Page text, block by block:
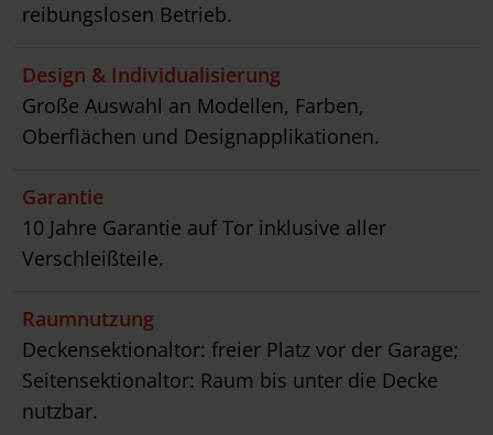
reibungslosen Betrieb.
Design & Individualisierung
Große Auswahl an Modellen, Farben,
Oberflächen und Designapplikationen.
Garantie
10 Jahre Garantie auf Tor inklusive aller
Verschleißteile.
Raumnutzung
Deckensektionaltor: freier Platz vor der Garage;
Seitensektionaltor: Raum bis unter die Decke
nutzbar.